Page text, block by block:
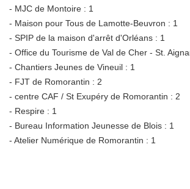
- MJC de Montoire : 1
- Maison pour Tous de Lamotte-Beuvron : 1
- SPIP de la maison d'arrêt d'Orléans : 1
- Office du Tourisme de Val de Cher - St.
- Chantiers Jeunes de Vineuil : 1
- FJT de Romorantin : 2
- centre CAF / St Exupéry de Romorantin : 2
- Respire : 1
- Bureau Information Jeunesse de Blois : 1
- Atelier Numérique de Romorantin : 1